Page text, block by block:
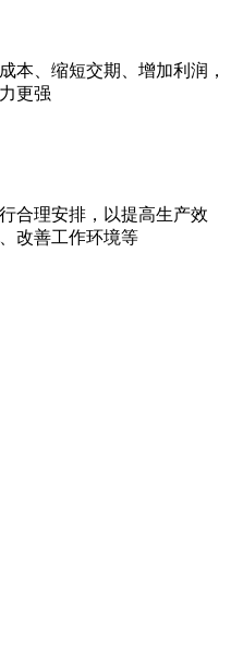
本、缩短交期、增加利润，
更强
合理安排，以提高生产效
改善工作环境等